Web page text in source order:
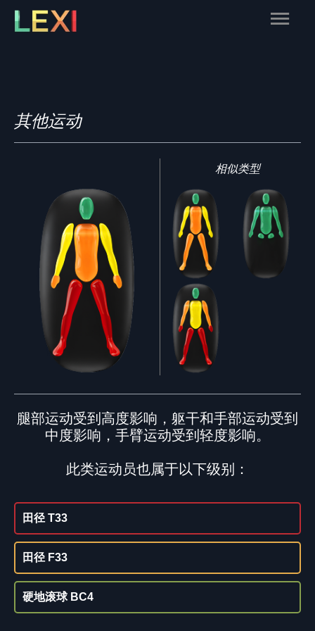
Skip
Main
其他运动
相似类型
腿部运动受到高度影响，躯干和手部运动受到
中度影响，手臂运动受到轻度影响。
此类运动员也属于以下级别：
田径 T33
田径 F33
硬地滚球 BC4